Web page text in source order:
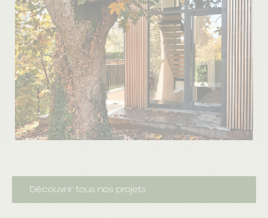
Découvrir tous nos projets